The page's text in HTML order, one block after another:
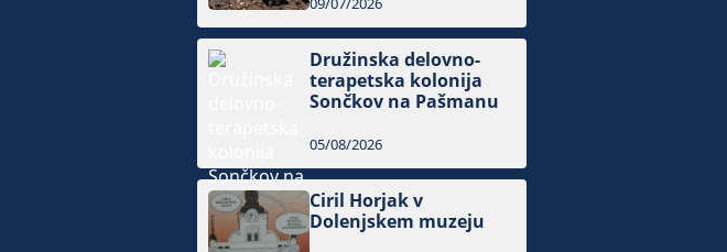
Družinska delovno-
terapetska kolonija
Sončkov na Pašmanu
05/08/2026
Ciril Horjak v
Dolenjskem muzeju